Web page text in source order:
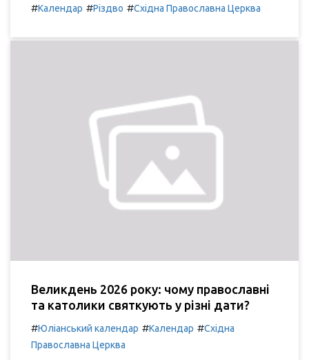
#Календар #Різдво #Східна Православна Церква
Великдень 2026 року: чому православні
та католики святкують у різні дати?
#Юліанський календар #Календар #Східна
Православна Церква